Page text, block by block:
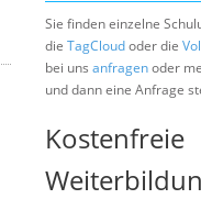
Sie finden einzelne
die TagCloudoder die
bei uns anfragenoder
und dann eine Anfrage
Kostenfreie